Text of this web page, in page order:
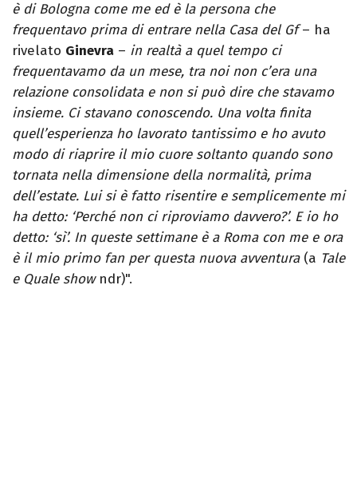
è di Bologna come me ed è la persona che
frequentavo prima di entrare nella Casa del Gf– ha
rivelato Ginevra – in realtà a quel tempo ci
frequentavamo da un mese, tra noi non c’era una
relazione consolidata e non si può dire che stavamo
insieme. Ci stavano conoscendo. Una volta finita
quell’esperienza ho lavorato tantissimo e ho avuto
modo di riaprire il mio cuore soltanto quando sono
tornata nella dimensione della normalità, prima
dell’estate. Lui si è fatto risentire e semplicemente mi
ha detto: ‘Perché non ci riproviamo davvero?’. E io ho
detto: ‘sì’. In queste settimane è a Roma con me e ora
è il mio primo fan per questa nuova avventura(a Tale
e Quale showndr)".